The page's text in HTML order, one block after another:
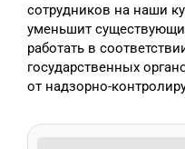
сотрудников на наши
уменьшит
работать в
государственных
от надзорно-